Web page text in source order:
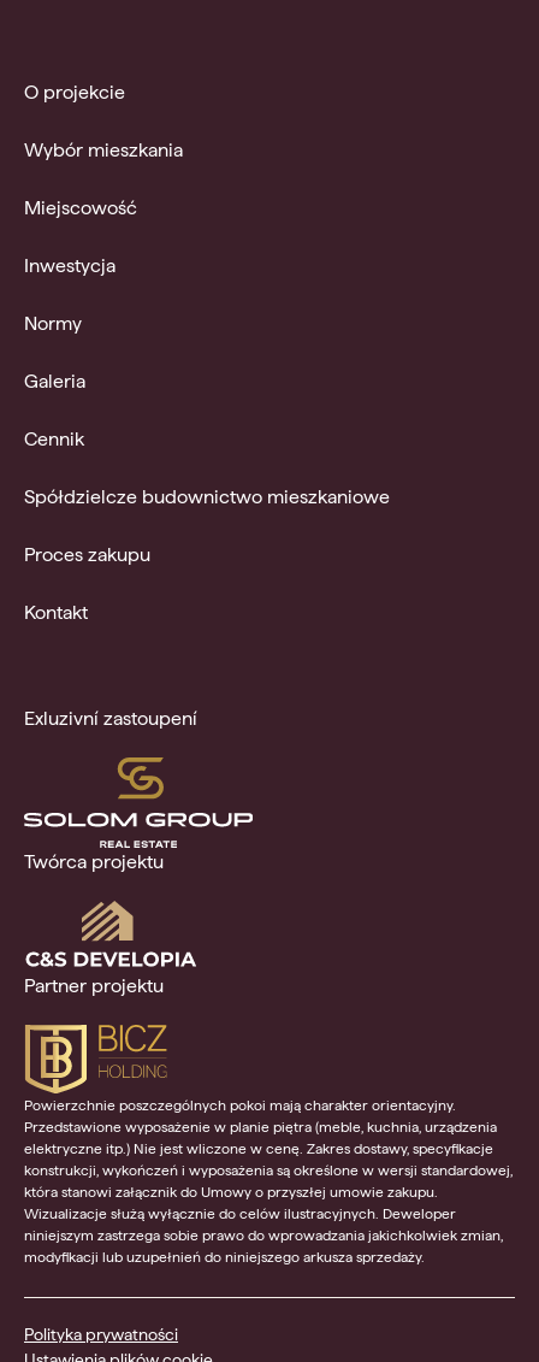
O projekcie
Wybór mieszkania
Miejscowość
Inwestycja
Normy
Galeria
Cennik
Spółdzielcze budownictwo mieszkaniowe
Proces zakupu
Kontakt
Exluzivní zastoupení
Twórca projektu
Partner projektu
Powierzchnie poszczególnych pokoi mają charakter orientacyjny.
Przedstawione wyposażenie w planie piętra (meble, kuchnia, urządzenia
elektryczne itp.) Nie jest wliczone w cenę. Zakres dostawy, specyfikacje
konstrukcji, wykończeń i wyposażenia są określone w wersji standardowej,
która stanowi załącznik do Umowy o przyszłej umowie zakupu.
Wizualizacje służą wyłącznie do celów ilustracyjnych. Deweloper
niniejszym zastrzega sobie prawo do wprowadzania jakichkolwiek zmian,
modyfikacji lub uzupełnień do niniejszego arkusza sprzedaży.
Polityka prywatności